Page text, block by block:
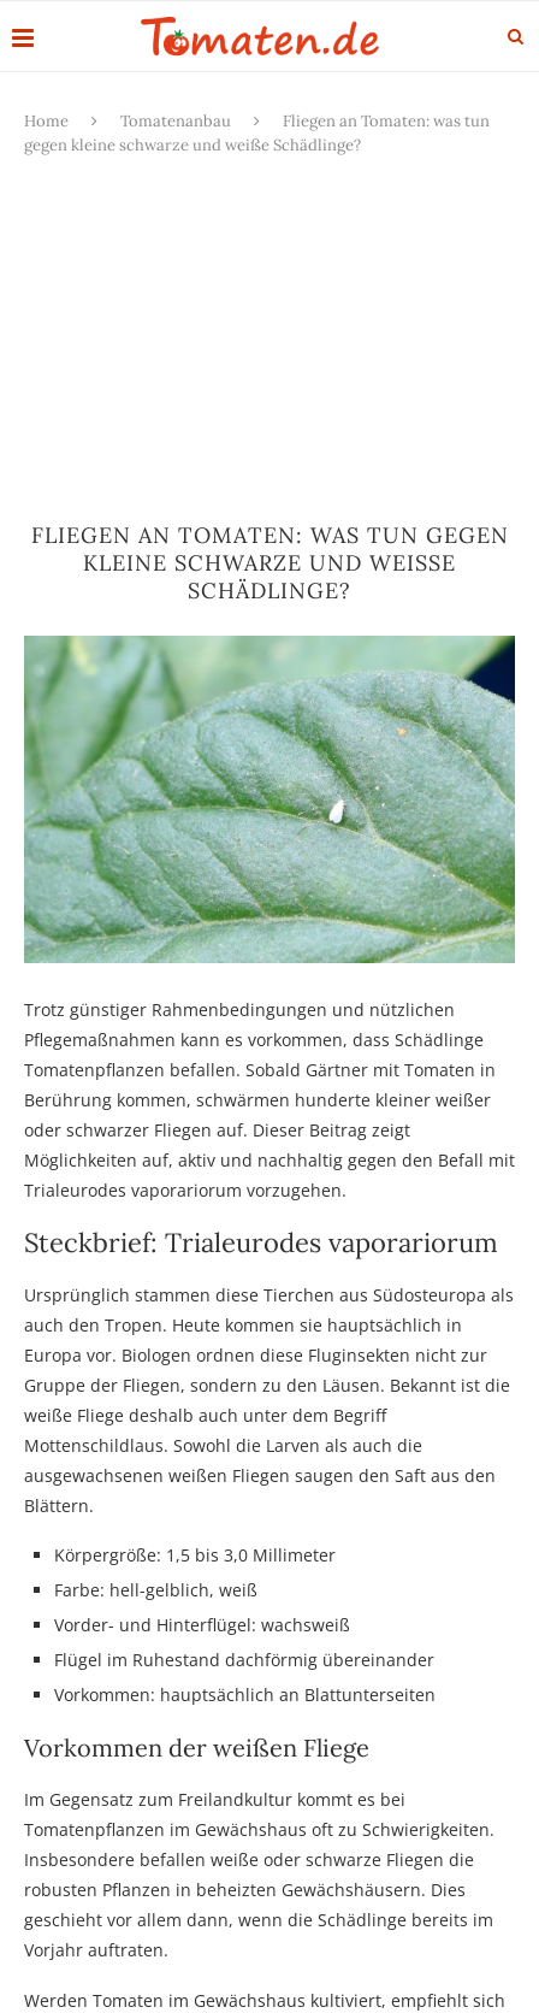
Home Tomatenanbau
Fliegen an Tomaten: was tun
gegen kleine schwarze und weiße Schädlinge?
FLIEGEN AN TOMATEN: WAS TUN GEGEN
KLEINE SCHWARZE UND WEISSE S
CHÄDLINGE?
Trotz günstiger Rahmenbedingungen und nützlichen
Pflegemaßnahmen kann es vorkommen, dass Schädlinge
Tomatenpflanzen befallen. Sobald Gärtner mit Tomaten in
Berührung kommen, schwärmen hunderte kleiner weißer
oder schwarzer Fliegen auf. Dieser Beitrag zeigt
Möglichkeiten auf, aktiv und nachhaltig gegen den Befall mit
Trialeurodes vaporariorum vorzugehen.
Steckbrief: Trialeurodes vaporariorum
Ursprünglich stammen diese Tierchen aus Südosteuropa als
auch den Tropen. Heute kommen sie hauptsächlich in
Europa vor. Biologen ordnen diese Fluginsekten nicht zur
Gruppe der Fliegen, sondern zu den Läusen. Bekannt ist die
weiße Fliege deshalb auch unter dem Begriff
Mottenschildlaus. Sowohl die Larven als auch die
ausgewachsenen weißen Fliegen saugen den Saft aus den
Blättern.
Körpergröße: 1,5 bis 3,0 Millimeter
Farbe: hell-gelblich, weiß
Vorder- und Hinterflügel: wachsweiß
Flügel im Ruhestand dachförmig übereinander
Vorkommen: hauptsächlich an Blattunterseiten
Vorkommen der weißen Fliege
Im Gegensatz zum Freilandkultur kommt es bei
Tomatenpflanzen im Gewächshaus oft zu Schwierigkeiten.
Insbesondere befallen weiße oder schwarze Fliegen die
robusten Pflanzen in beheizten Gewächshäusern. Dies
geschieht vor allem dann, wenn die Schädlinge bereits im
Vorjahr auftraten.
Werden Tomaten im Gewächshaus kultiviert, empfiehlt sich